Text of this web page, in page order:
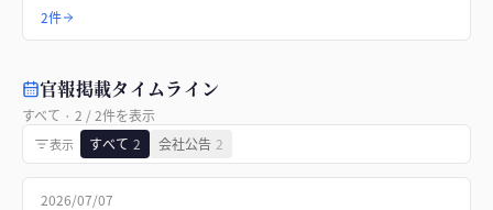
2件
官報掲載タイムライン
すべて · 2 /2件を表示
表示 すべて 2 会社公告 2
2026/07/07